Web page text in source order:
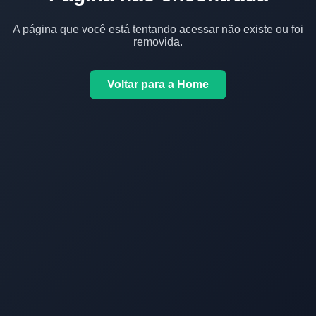
A página que você está tentando acessar não existe ou foi
removida.
Voltar para a Home